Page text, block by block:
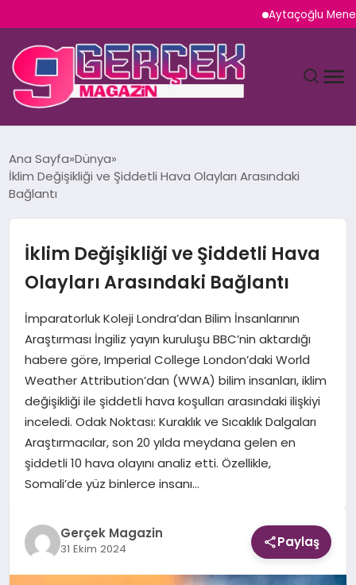
Aytaçoğlu
YAŞAM
SAĞLIK
SIYASET
EKONOMI
DÜNYA
Ana Sayfa Dünya
İklim Değişikliği ve Şiddetli Hava Olayları Arasındaki
Bağlantı
İklim Değişikliği ve Şiddetli Hava
Olayları Arasındaki Bağlantı
İmparatorluk Koleji Londra’dan Bilim İnsanlarının
Araştırması İngiliz yayın kuruluşu BBC’nin aktardığı
habere göre, Imperial College London’daki World
Weather Attribution’dan (WWA) bilim insanları, iklim
değişikliği ile şiddetli hava koşulları arasındaki ilişkiyi
inceledi. Odak Noktası: Kuraklık ve Sıcaklık Dalgaları
Araştırmacılar, son 20 yılda meydana gelen en
şiddetli 10 hava olayını analiz etti. Özellikle,
Somali’de yüz binlerce insanı…
Gerçek Magazin
31 Ekim 2024 Paylaş